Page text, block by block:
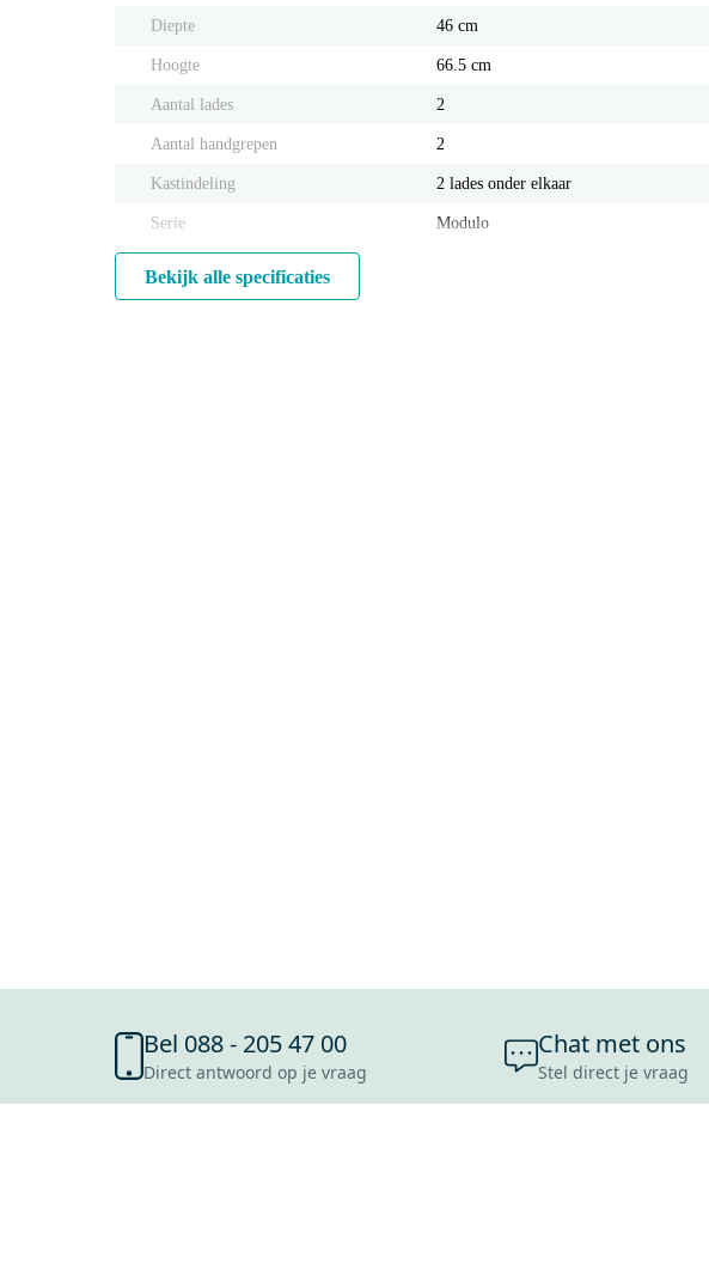
Diepte 46 cm
Hoogte 66.5 cm
Aantal lades 2
Aantal handgrepen 2
Kastindeling 2 lades onder elkaar
Serie Modulo
Bekijk alle specificaties
Bel 088 - 205 47 00
Direct antwoord op je vraag
Chat met ons
Stel direct je vraag